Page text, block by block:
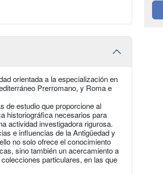
orientada a la especialización en
Prerromano, y Roma e
de estudio que proporcione al
historiográfica necesarios para
actividad investigadora rigurosa.
e influencias de la Antigüedad y
no solo ofrece el conocimiento
sino también un acercamiento a
particulares, en las que